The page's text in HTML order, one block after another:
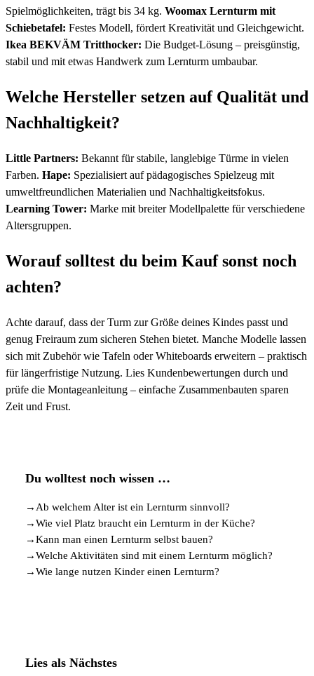
Spielmöglichkeiten, trägt bis 34 kg. Woomax Lernturm mit
Schiebetafel: Festes Modell, fördert Kreativität und Gleichgewicht.
Ikea BEKVÄM Tritthocker: Die Budget-Lösung – preisgünstig,
stabil und mit etwas Handwerk zum Lernturm umbaubar.
Welche Hersteller setzen auf Qualität und
Nachhaltigkeit?
Little Partners: Bekannt für stabile, langlebige Türme in vielen
Farben. Hape: Spezialisiert auf pädagogisches Spielzeug mit
umweltfreundlichen Materialien und Nachhaltigkeitsfokus.
Learning Tower: Marke mit breiter Modellpalette für verschiedene
Altersgruppen.
Worauf solltest du beim Kauf sonst noch
achten?
Achte darauf, dass der Turm zur Größe deines Kindes passt und
genug Freiraum zum sicheren Stehen bietet. Manche Modelle lassen
sich mit Zubehör wie Tafeln oder Whiteboards erweitern – praktisch
für längerfristige Nutzung. Lies Kundenbewertungen durch und
prüfe die Montageanleitung – einfache Zusammenbauten sparen
Zeit und Frust.
Du wolltest noch wissen …
→ Ab welchem Alter ist ein Lernturm sinnvoll?
→Wie viel Platz braucht ein Lernturm in der Küche?
→Kann man einen Lernturm selbst bauen?
→Welche Aktivitäten sind mit einem Lernturm möglich?
→Wie lange nutzen Kinder einen Lernturm?
Lies als Nächstes